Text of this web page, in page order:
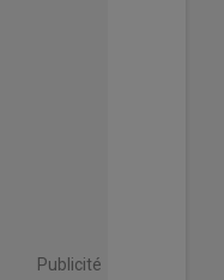
Publicité